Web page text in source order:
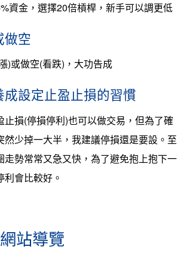
資金，選擇20倍槓桿，新手可以調更低
做空
)或做空(看跌)，大功告成
成設定止盈止損的習慣
止損(停損停利)也可以做交易，但為了確
然少掉一大半，我建議停損還是要設。至
走勢常常又急又快，為了避免抱上抱下一
會比較好。
站導覽